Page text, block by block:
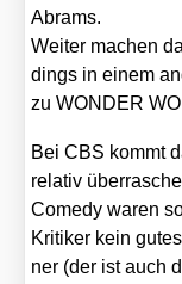
Abrams.
Wei­ter machen
dings in einem
zu WONDER
Bei CBS kommt
rela­tiv
Come­dy waren
Kri­ti­ker kein
ner (der ist auch